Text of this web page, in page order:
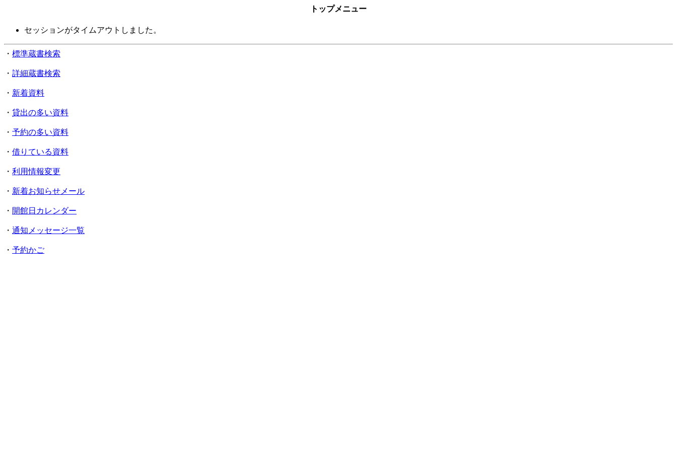
トップメニュー
セッションがタイムアウトしました。
・ 標準蔵書検索
・ 詳細蔵書検索
・ 新着資料
・ 貸出の多い資料
・ 予約の多い資料
・ 借りている資料
・ 利用情報変更
・ 新着お知らせメール
・ 開館日カレンダー
・ 通知メッセージ一覧
・ 予約かご